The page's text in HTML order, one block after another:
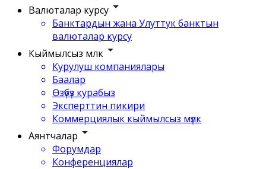
Валюталар курсу
Банктардын жана Улуттук банктын
валюталар курсу
Кыймылсыз мүлк
Курулуш компаниялары
Баалар
Өзүбүз курабыз
Эксперттин пикири
Коммерциялык кыймылсыз мүлк
Аянтчалар
Форумдар
Конференциялар